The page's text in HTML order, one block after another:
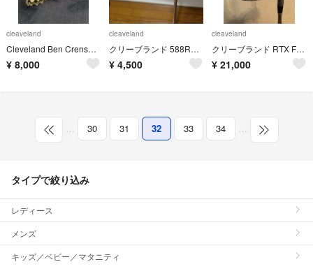
cleaveland
Cleveland Ben Crenshaw L字パター
¥ 8,000
cleaveland
クリーブランド 588RTX クロム ウェッジ 48-8
¥ 4,500
cleaveland
クリーブランド RTX F-FORGED II ウエッジ 3本セット
¥ 21,000
… 30 31 32 33 34 …
タイプで絞り込み
レディース
メンズ
キッズ／ベビー／マタニティ